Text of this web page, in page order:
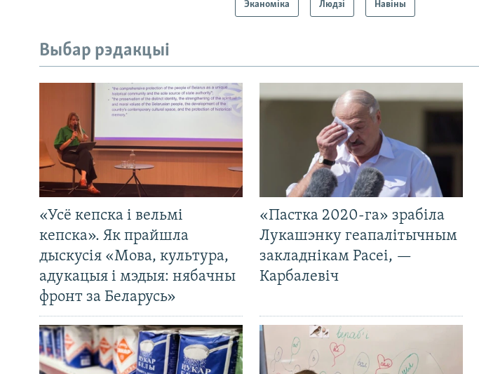
Эканоміка Людзі Навіны
Выбар рэдакцыі
«Усё кепска і вельмі
кепска». Як прайшла
дыскусія «Мова, культура,
адукацыя і мэдыя: нябачны
фронт за Беларусь»
«Пастка 2020-га» зрабіла
Лукашэнку геапалітычным
закладнікам Расеі, —
Карбалевіч